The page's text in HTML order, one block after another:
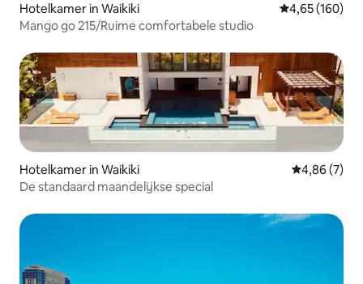
Hotelkamer in Waikiki Gemiddelde
4,65 (160)
Mango go 215/Ruime comfortabele studio
Hotelkamer in Waikiki Gemiddelde
4,86 (7)
De standaard maandelijkse special